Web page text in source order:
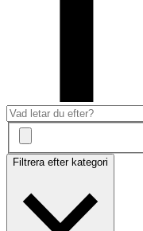
Filtrera efter kategori